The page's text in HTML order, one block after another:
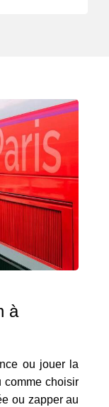
à
ou jouer la
comme choisir
ou zapper au